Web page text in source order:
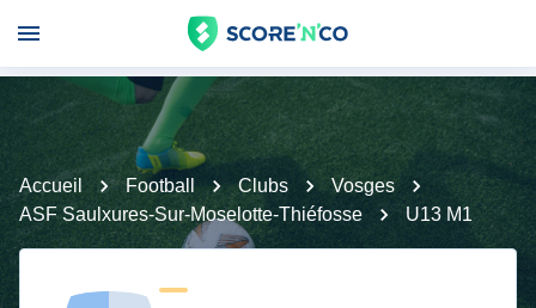
Accueil Football Clubs
Vosges
ASF Saulxures-Sur-Moselotte-Thiéfosse
U13 M1